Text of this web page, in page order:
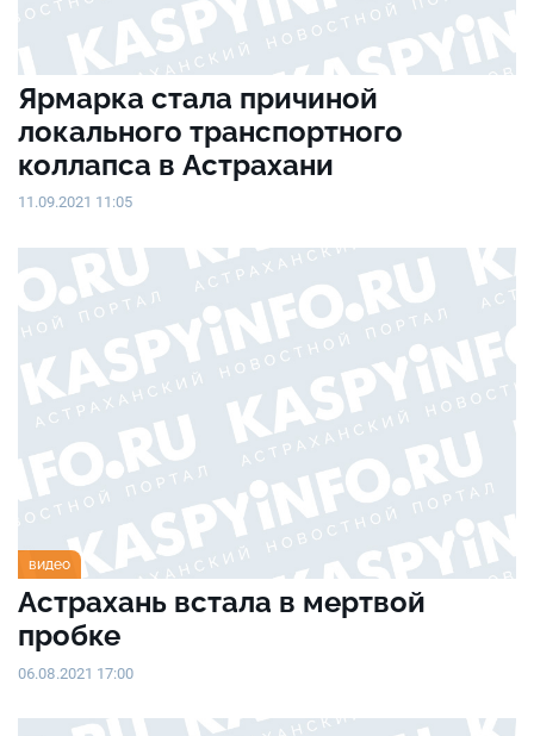
Ярмарка стала причиной
локального транспортного
коллапса в Астрахани
11.09.2021 11:05
видео
Астрахань встала в мертвой
пробке
06.08.2021 17:00